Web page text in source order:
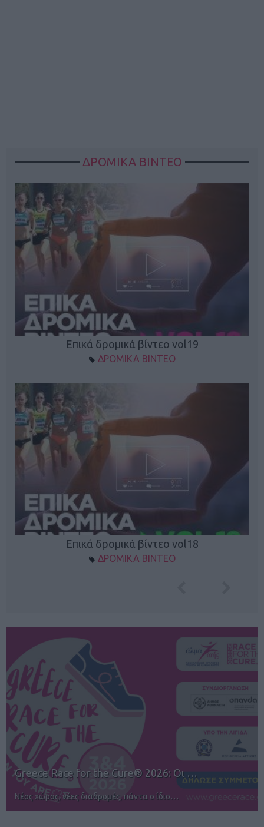
ΔΡΟΜΙΚΑ ΒΙΝΤΕΟ
Επικά δρομικά βίντεο vol19
ΔΡΟΜΙΚΑ ΒΙΝΤΕΟ
Επικά δρομικά βίντεο vol18
ΔΡΟΜΙΚΑ ΒΙΝΤΕΟ
12ος TUI Rhodes Marathon: Άνοιγμα ε…
Αγώνες για όλους στην Ρόδο